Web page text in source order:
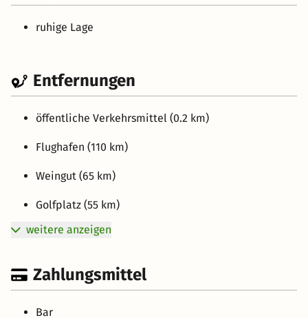
ruhige Lage
Entfernungen
öffentliche Verkehrsmittel (0.2 km)
Flughafen (110 km)
Weingut (65 km)
Golfplatz (55 km)
weitere anzeigen
Zahlungsmittel
Bar